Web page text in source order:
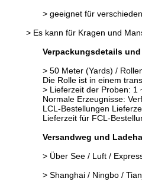
> geeignet für
> Es kann für Kragen und
Verpackungsdetails
> 50 Meter (Yards) /
Die Rolle ist in einem
> Lieferzeit der Proben: 1
Normale Erzeugnisse:
LCL-Bestellungen
Lieferzeit für FCL-
Versandweg und
> Über See / Luft /
> Shanghai / Ningbo /